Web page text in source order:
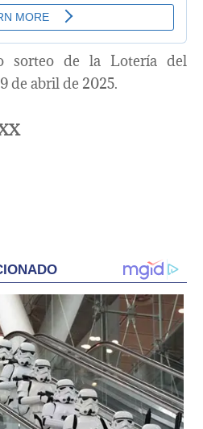
sorteo de la Lotería del
de abril de 2025.